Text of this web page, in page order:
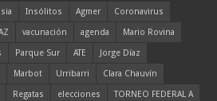
Insólitos Agmer
Coronavirus
vacunación agenda
Mario Rovina
Parque Sur ATE
Jorge Díaz
Marbot Urribarri
Clara Chauvín
Regatas elecciones
TORNEO FEDERAL A